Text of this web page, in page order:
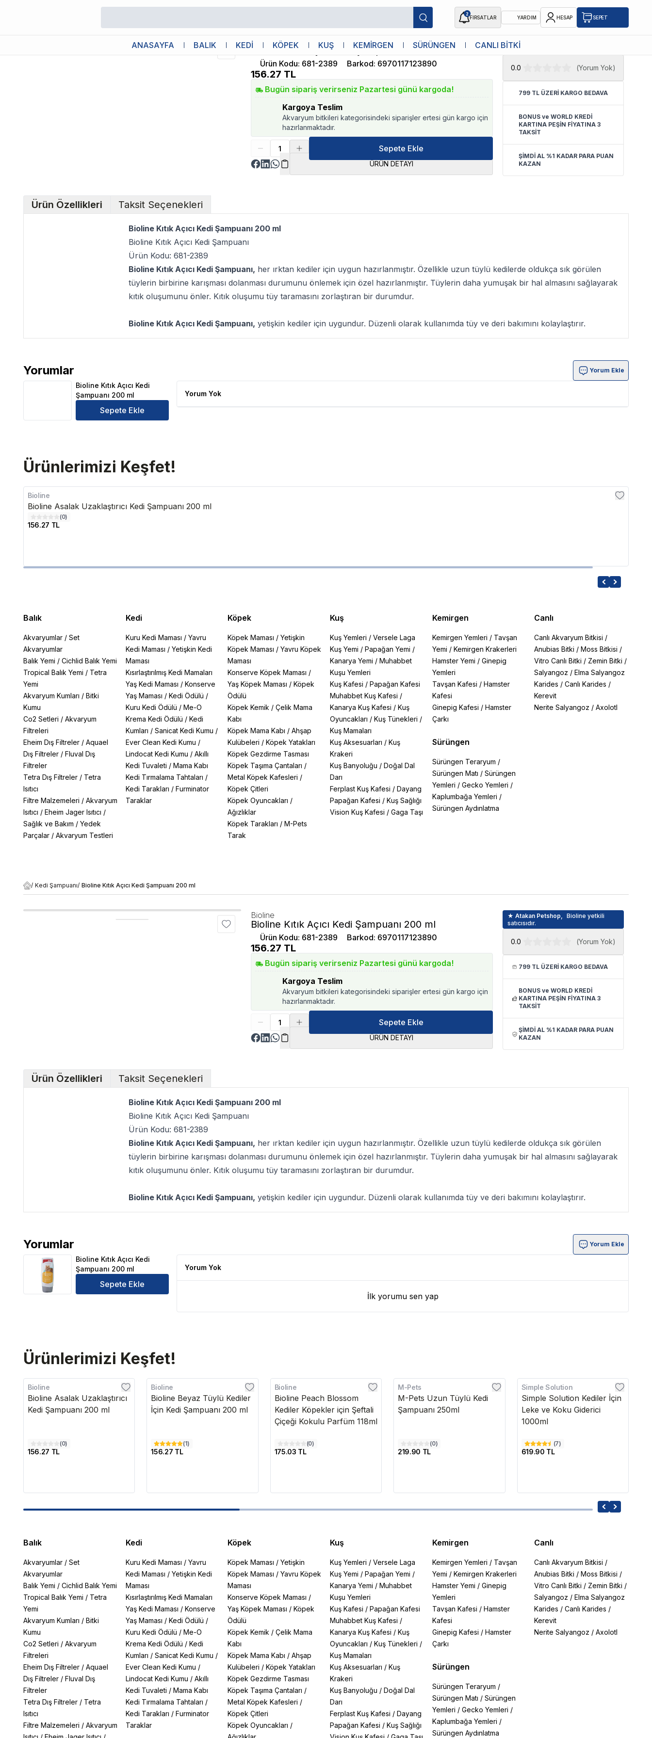
2
FIRSATLAR YARDIM HESAP SEPET
ANASAYFA BALIK KEDİ KÖPEK KUŞ KEMİRGEN SÜRÜNGEN CANLI BİTKİ
Bioline
Bioline Kıtık Açıcı Kedi Şampuanı 200 ml
Ürün Kodu: 681-2389 Barkod: 6970117123890
156.27 TL
Bugün sipariş verirseniz Pazartesi günü kargoda!
Kargoya Teslim
Akvaryum bitkileri kategorisindeki siparişler ertesi gün kargo için
hazırlanmaktadır.
Sepete Ekle
ÜRÜN DETAYI
★ Atakan Petshop,
satıcısıdır.
0.0 (Yorum Yok)
799 TL ÜZERİ KARGO BEDAVA
BONUS ve WORLD KREDİ
KARTINA PEŞİN FİYATINA 3
TAKSİT
ŞİMDİ AL %1 KADAR PARA PUAN
KAZAN
Ürün Özellikleri Taksit Seçenekleri
Bioline Kıtık Açıcı Kedi Şampuanı 200 ml
Bioline Kıtık Açıcı Kedi Şampuanı
Ürün Kodu: 681-2389
Bioline Kıtık Açıcı Kedi Şampuanı, her ırktan kediler için uygun hazırlanmıştır. Özellikle uzun tüylü kedilerde oldukça sık görülen
tüylerin birbirine karışması dolanması durumunu önlemek için özel hazırlanmıştır. Tüylerin daha yumuşak bir hal almasını sağlayarak
kıtık oluşumunu önler. Kıtık oluşumu tüy taramasını zorlaştıran bir durumdur.
Bioline Kıtık Açıcı Kedi Şampuanı, yetişkin kediler için uygundur. Düzenli olarak kullanımda tüy ve deri bakımını kolaylaştırır.
Yorumlar
Bioline Kıtık Açıcı Kedi Şampuanı 200 ml Ürün Yorumları
Yorum Ekle
Bioline Kıtık Açıcı Kedi
Şampuanı 200 ml
Sepete Ekle
Yorum Yok
Ürünlerimizi Keşfet!
Bioline
Bioline Asalak Uzaklaştırıcı Kedi Şampuanı 200 ml
(0)
156.27 TL
Balık
Akvaryumlar / Set
Akvaryumlar
Balık Yemi / Cichlid Balık Yemi
Tropical Balık Yemi / Tetra
Yemi
Akvaryum Kumları / Bitki
Kumu
Co2 Setleri / Akvaryum
Filtreleri
Eheim Dış Filtreler / Aquael
Dış Filtreler / Fluval Dış
Filtreler
Tetra Dış Filtreler / Tetra
Isıtıcı
Filtre Malzemeleri / Akvaryum
Isıtıcı / Eheim Jager Isıtıcı /
Sağlık ve Bakım / Yedek
Parçalar / Akvaryum Testleri
Kedi
Kuru Kedi Maması / Yavru
Kedi Maması / Yetişkin Kedi
Maması
Kısırlaştırılmış Kedi Mamaları
Yaş Kedi Maması / Konserve
Yaş Maması / Kedi Ödülü /
Kuru Kedi Ödülü / Me-O
Krema Kedi Ödülü / Kedi
Kumları / Sanicat Kedi Kumu /
Ever Clean Kedi Kumu /
Lindocat Kedi Kumu / Akıllı
Kedi Tuvaleti / Mama Kabı
Kedi Tırmalama Tahtaları /
Kedi Tarakları / Furminator
Taraklar
Köpek
Köpek Maması /Yetişkin
Köpek Maması /Yavru Köpek
Maması
Konserve Köpek Maması /
Yaş Köpek Maması /Köpek
Ödülü
Köpek Kemik /Çelik Mama
Kabı
Köpek Mama Kabı /Ahşap
Kulübeleri /Köpek Yatakları
Köpek Gezdirme Tasması
Köpek Taşıma Çantaları /
Metal Köpek Kafesleri /
Köpek Çitleri
Köpek Oyuncakları /
Ağızlıklar
Köpek Tarakları /M-Pets
Tarak
Kuş
Kuş Yemleri / Versele Laga
Kuş Yemi / Papağan Yemi /
Kanarya Yemi / Muhabbet
Kuşu Yemleri
Kuş Kafesi / Papağan Kafesi
Muhabbet Kuş Kafesi /
Kanarya Kuş Kafesi / Kuş
Oyuncakları / Kuş Tünekleri /
Kuş Mamaları
Kuş Aksesuarları / Kuş
Krakeri
Kuş Banyoluğu / Doğal Dal
Darı
Ferplast Kuş Kafesi / Dayang
Papağan Kafesi / Kuş Sağlığı
Vision Kuş Kafesi / Gaga Taşı
Kemirgen
Kemirgen Yemleri / Tavşan
Yemi / Kemirgen Krakerleri
Hamster Yemi / Ginepig
Yemleri
Tavşan Kafesi / Hamster
Kafesi
Ginepig Kafesi / Hamster
Çarkı
Sürüngen
Sürüngen Teraryum /
Sürüngen Matı / Sürüngen
Yemleri / Gecko Yemleri /
Kaplumbağa Yemleri /
Sürüngen Aydınlatma
Canlı
Canlı Akvaryum Bitkisi /
Anubias Bitki /Moss Bitkisi /
Vitro Canlı Bitki / Zemin Bitki /
Salyangoz /Elma Salyangoz
Karides /Canlı Karides /
Kerevit
Nerite Salyangoz /Axolotl
/ Kedi Şampuanı/ Bioline Kıtık Açıcı Kedi Şampuanı 200 ml
Bioline
Bioline Kıtık Açıcı Kedi Şampuanı 200 ml
Ürün Kodu: 681-2389 Barkod: 6970117123890
156.27 TL
Bugün sipariş verirseniz Pazartesi günü kargoda!
Kargoya Teslim
Akvaryum bitkileri kategorisindeki siparişler ertesi gün kargo için
hazırlanmaktadır.
Sepete Ekle
ÜRÜN DETAYI
★ Atakan Petshop,
Bioline yetkili
satıcısıdır.
0.0 (Yorum Yok)
799 TL ÜZERİ KARGO BEDAVA
BONUS ve WORLD KREDİ
KARTINA PEŞİN FİYATINA 3
TAKSİT
ŞİMDİ AL %1 KADAR PARA PUAN
KAZAN
Ürün Özellikleri Taksit Seçenekleri
Bioline Kıtık Açıcı Kedi Şampuanı 200 ml
Bioline Kıtık Açıcı Kedi Şampuanı
Ürün Kodu: 681-2389
Bioline Kıtık Açıcı Kedi Şampuanı, her ırktan kediler için uygun hazırlanmıştır. Özellikle uzun tüylü kedilerde oldukça sık görülen
tüylerin birbirine karışması dolanması durumunu önlemek için özel hazırlanmıştır. Tüylerin daha yumuşak bir hal almasını sağlayarak
kıtık oluşumunu önler. Kıtık oluşumu tüy taramasını zorlaştıran bir durumdur.
Bioline Kıtık Açıcı Kedi Şampuanı, yetişkin kediler için uygundur. Düzenli olarak kullanımda tüy ve deri bakımını kolaylaştırır.
Yorumlar
Bioline Kıtık Açıcı Kedi Şampuanı 200 ml Ürün Yorumları
Yorum Ekle
Bioline Kıtık Açıcı Kedi
Şampuanı 200 ml
Sepete Ekle
Yorum Yok
İlk yorumu sen yap
Ürünlerimizi Keşfet!
Bioline
Bioline Asalak Uzaklaştırıcı
Kedi Şampuanı 200 ml
(0)
156.27 TL
Bioline
Bioline Beyaz Tüylü Kediler
İçin Kedi Şampuanı 200 ml
(1)
156.27 TL
Bioline
Bioline Peach Blossom
Kediler Köpekler için Şeftali
Çiçeği Kokulu Parfüm 118ml
(0)
175.03 TL
M-Pets
M-Pets Uzun Tüylü Kedi
Şampuanı 250ml
(0)
219.90 TL
Simple Solution
Simple Solution Kediler İçin
Leke ve Koku Giderici
1000ml
(7)
619.90 TL
Balık
Akvaryumlar / Set
Akvaryumlar
Balık Yemi / Cichlid Balık Yemi
Tropical Balık Yemi / Tetra
Yemi
Akvaryum Kumları / Bitki
Kumu
Co2 Setleri / Akvaryum
Filtreleri
Eheim Dış Filtreler / Aquael
Dış Filtreler / Fluval Dış
Filtreler
Tetra Dış Filtreler / Tetra
Isıtıcı
Filtre Malzemeleri / Akvaryum
Kedi
Kuru Kedi Maması / Yavru
Kedi Maması / Yetişkin Kedi
Maması
Kısırlaştırılmış Kedi Mamaları
Yaş Kedi Maması / Konserve
Yaş Maması / Kedi Ödülü /
Kuru Kedi Ödülü / Me-O
Krema Kedi Ödülü / Kedi
Kumları / Sanicat Kedi Kumu /
Ever Clean Kedi Kumu /
Lindocat Kedi Kumu / Akıllı
Kedi Tuvaleti / Mama Kabı
Kedi Tırmalama Tahtaları /
Kedi Tarakları / Furminator
Taraklar
Köpek
Köpek Maması /Yetişkin
Köpek Maması /Yavru Köpek
Maması
Konserve Köpek Maması /
Yaş Köpek Maması /Köpek
Ödülü
Köpek Kemik /Çelik Mama
Kabı
Köpek Mama Kabı /Ahşap
Kulübeleri /Köpek Yatakları
Köpek Gezdirme Tasması
Köpek Taşıma Çantaları /
Metal Köpek Kafesleri /
Köpek Çitleri
Köpek Oyuncakları /
Kuş
Kuş Yemleri / Versele Laga
Kuş Yemi / Papağan Yemi /
Kanarya Yemi / Muhabbet
Kuşu Yemleri
Kuş Kafesi / Papağan Kafesi
Muhabbet Kuş Kafesi /
Kanarya Kuş Kafesi / Kuş
Oyuncakları / Kuş Tünekleri /
Kuş Mamaları
Kuş Aksesuarları / Kuş
Krakeri
Kuş Banyoluğu / Doğal Dal
Darı
Ferplast Kuş Kafesi / Dayang
Papağan Kafesi / Kuş Sağlığı
Kemirgen
Kemirgen Yemleri / Tavşan
Yemi / Kemirgen Krakerleri
Hamster Yemi / Ginepig
Yemleri
Tavşan Kafesi / Hamster
Kafesi
Ginepig Kafesi / Hamster
Çarkı
Sürüngen
Sürüngen Teraryum /
Sürüngen Matı / Sürüngen
Yemleri / Gecko Yemleri /
Kaplumbağa Yemleri /
Sürüngen Aydınlatma
Canlı
Canlı Akvaryum Bitkisi /
Anubias Bitki /Moss Bitkisi /
Vitro Canlı Bitki / Zemin Bitki /
Salyangoz /Elma Salyangoz
Karides /Canlı Karides /
Kerevit
Nerite Salyangoz /Axolotl